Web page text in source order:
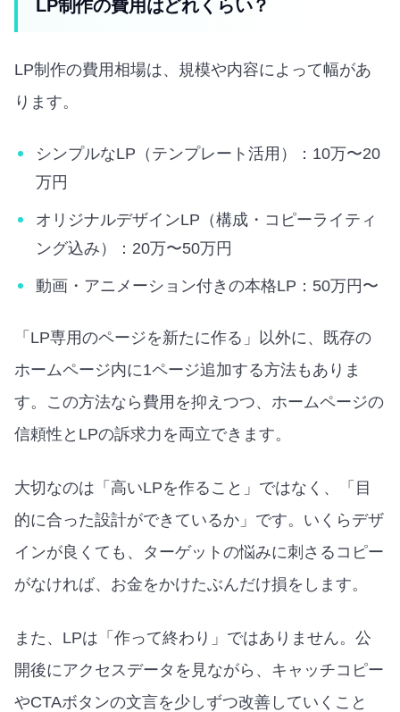
LP制作の費用はどれくらい？
LP制作の費用相場は、規模や内容によって幅があ
ります。
シンプルなLP（テンプレート活用）：10万〜20
万円
オリジナルデザインLP（構成・コピーライティ
ング込み）：20万〜50万円
動画・アニメーション付きの本格LP：50万円〜
「LP専用のページを新たに作る」以外に、既存の
ホームページ内に1ページ追加する方法もありま
す。この方法なら費用を抑えつつ、ホームページの
信頼性とLPの訴求力を両立できます。
大切なのは「高いLPを作ること」ではなく、「目
的に合った設計ができているか」です。いくらデザ
インが良くても、ターゲットの悩みに刺さるコピー
がなければ、お金をかけたぶんだけ損をします。
また、LPは「作って終わり」ではありません。公
開後にアクセスデータを見ながら、キャッチコピー
やCTAボタンの文言を少しずつ改善していくこと